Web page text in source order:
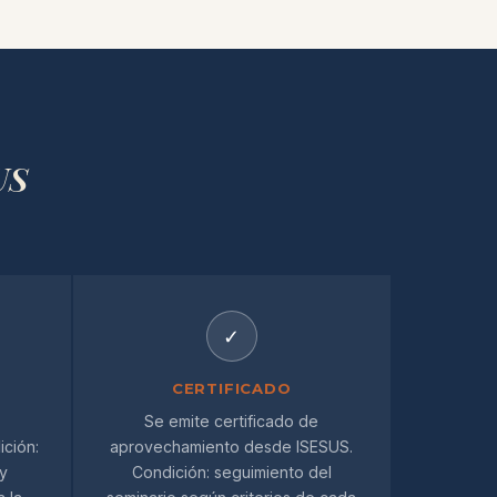
✓
CERTIFICADO
Se emite certificado de
aprovechamiento desde ISESUS.
Condición: seguimiento del